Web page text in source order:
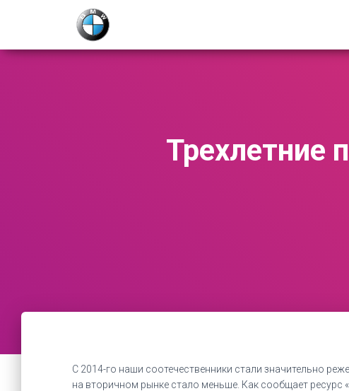
Трехлетние
С 2014-го наши соотечественники стали значительно
на вторичном рынке стало меньше. Как сообщает